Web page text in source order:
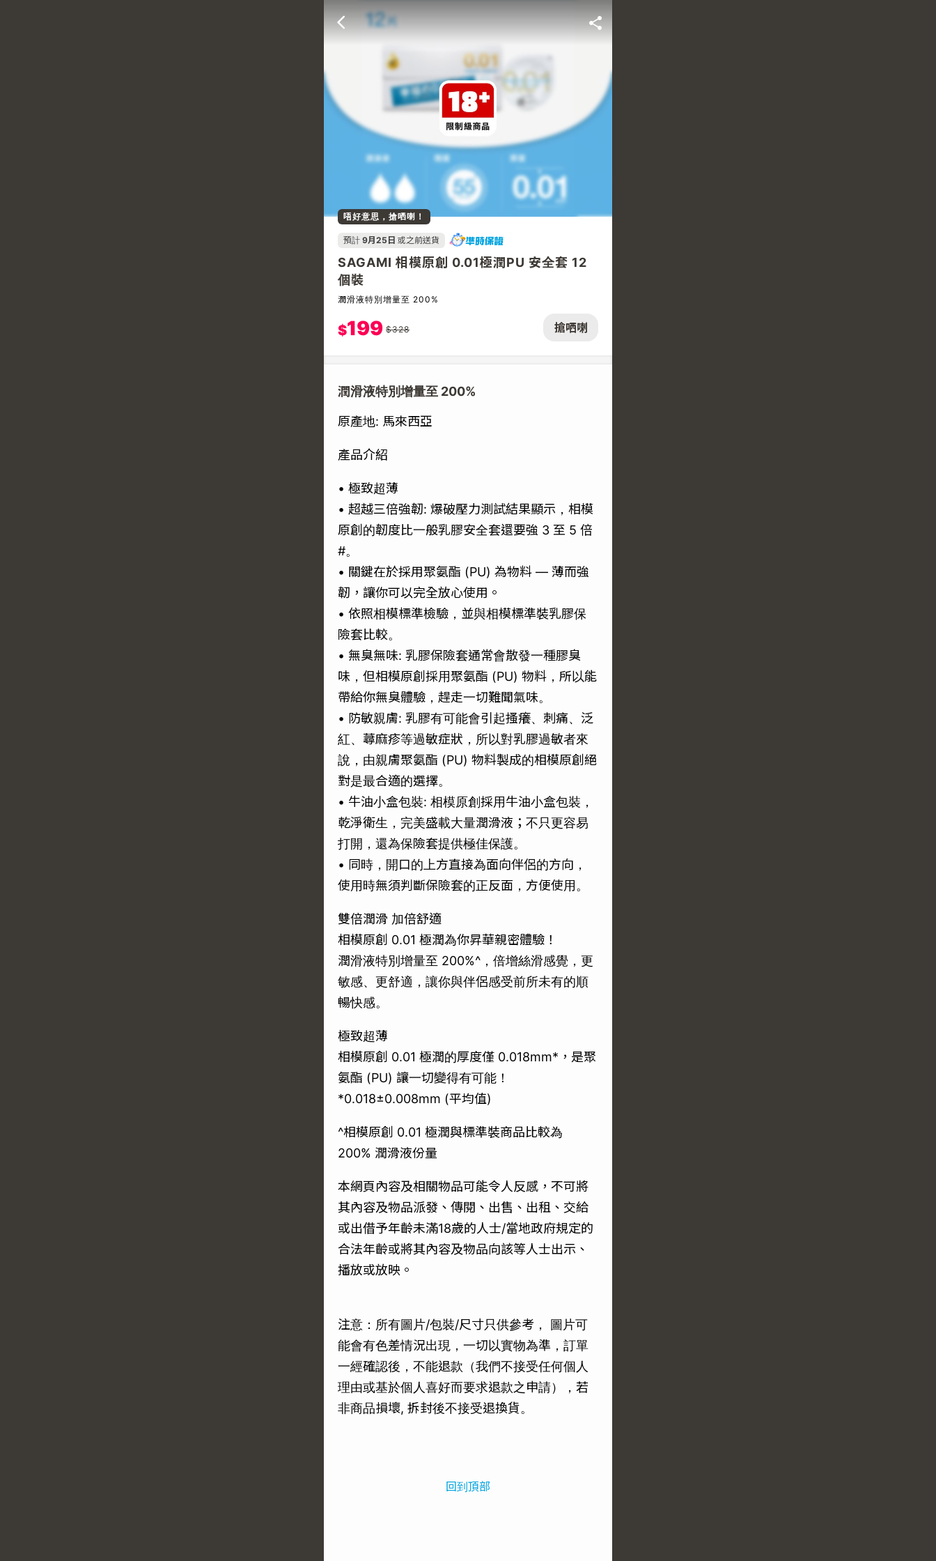
搶哂喇
唔好意思，搶哂喇！
預計 9月25日 或之前送貨
SAGAMI 相模原創 0.01極潤PU 安全套 12
個裝
潤滑液特別增量至 200%
$199 $328
潤滑液特別增量至 200%
原產地: 馬來西亞
產品介紹
• 極致超薄
• 超越三倍強韌: 爆破壓力測試結果顯示，相模
原創的韌度比一般乳膠安全套還要強 3 至 5 倍
#。
• 關鍵在於採用聚氨酯 (PU) 為物料 — 薄而強
韌，讓你可以完全放心使用。
• 依照相模標準檢驗，並與相模標準裝乳膠保
險套比較。
• 無臭無味: 乳膠保險套通常會散發一種膠臭
味，但相模原創採用聚氨酯 (PU) 物料，所以能
帶給你無臭體驗，趕走一切難聞氣味。
• 防敏親膚: 乳膠有可能會引起搔癢、刺痛、泛
紅、蕁麻疹等過敏症狀，所以對乳膠過敏者來
說，由親膚聚氨酯 (PU) 物料製成的相模原創絕
對是最合適的選擇。
• 牛油小盒包裝: 相模原創採用牛油小盒包裝，
乾淨衛生，完美盛載大量潤滑液；不只更容易
打開，還為保險套提供極佳保護。
• 同時，開口的上方直接為面向伴侶的方向，
使用時無須判斷保險套的正反面，方便使用。
雙倍潤滑 加倍舒適
相模原創 0.01 極潤為你昇華親密體驗！
潤滑液特別增量至 200%^，倍增絲滑感覺，更
敏感、更舒適，讓你與伴侶感受前所未有的順
暢快感。
極致超薄
相模原創 0.01 極潤的厚度僅 0.018mm*，是聚
氨酯 (PU) 讓一切變得有可能！
*0.018±0.008mm (平均值)
^相模原創 0.01 極潤與標準裝商品比較為
200% 潤滑液份量
本網頁內容及相關物品可能令人反感，不可將
其內容及物品派發、傳閱、出售、出租、交給
或出借予年齡未滿18歲的人士/當地政府規定的
合法年齡或將其內容及物品向該等人士出示、
播放或放映。
注意：所有圖片/包裝/尺寸只供參考， 圖片可
能會有色差情況出現，一切以實物為準，訂單
一經確認後，不能退款（我們不接受任何個人
理由或基於個人喜好而要求退款之申請），若
非商品損壞, 拆封後不接受退換貨。
回到頂部